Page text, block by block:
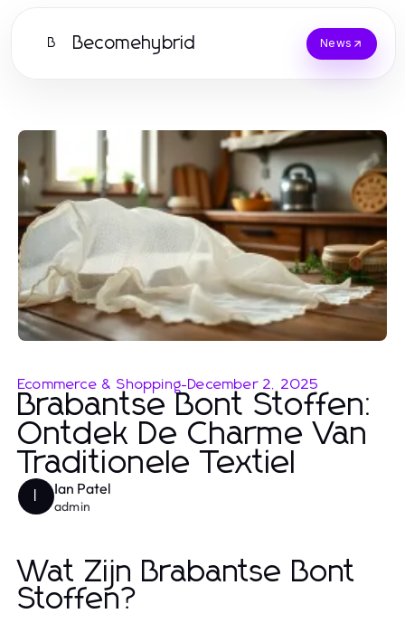
B Becomehybrid News
Ecommerce & Shopping-December 2, 2025
Brabantse Bont Stoffen:
Ontdek De Charme Van
Traditionele Textiel
Ian Patel
admin
Wat Zijn Brabantse Bont
Stoffen?